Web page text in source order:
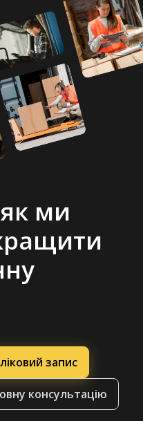
ми
запис
консультацію